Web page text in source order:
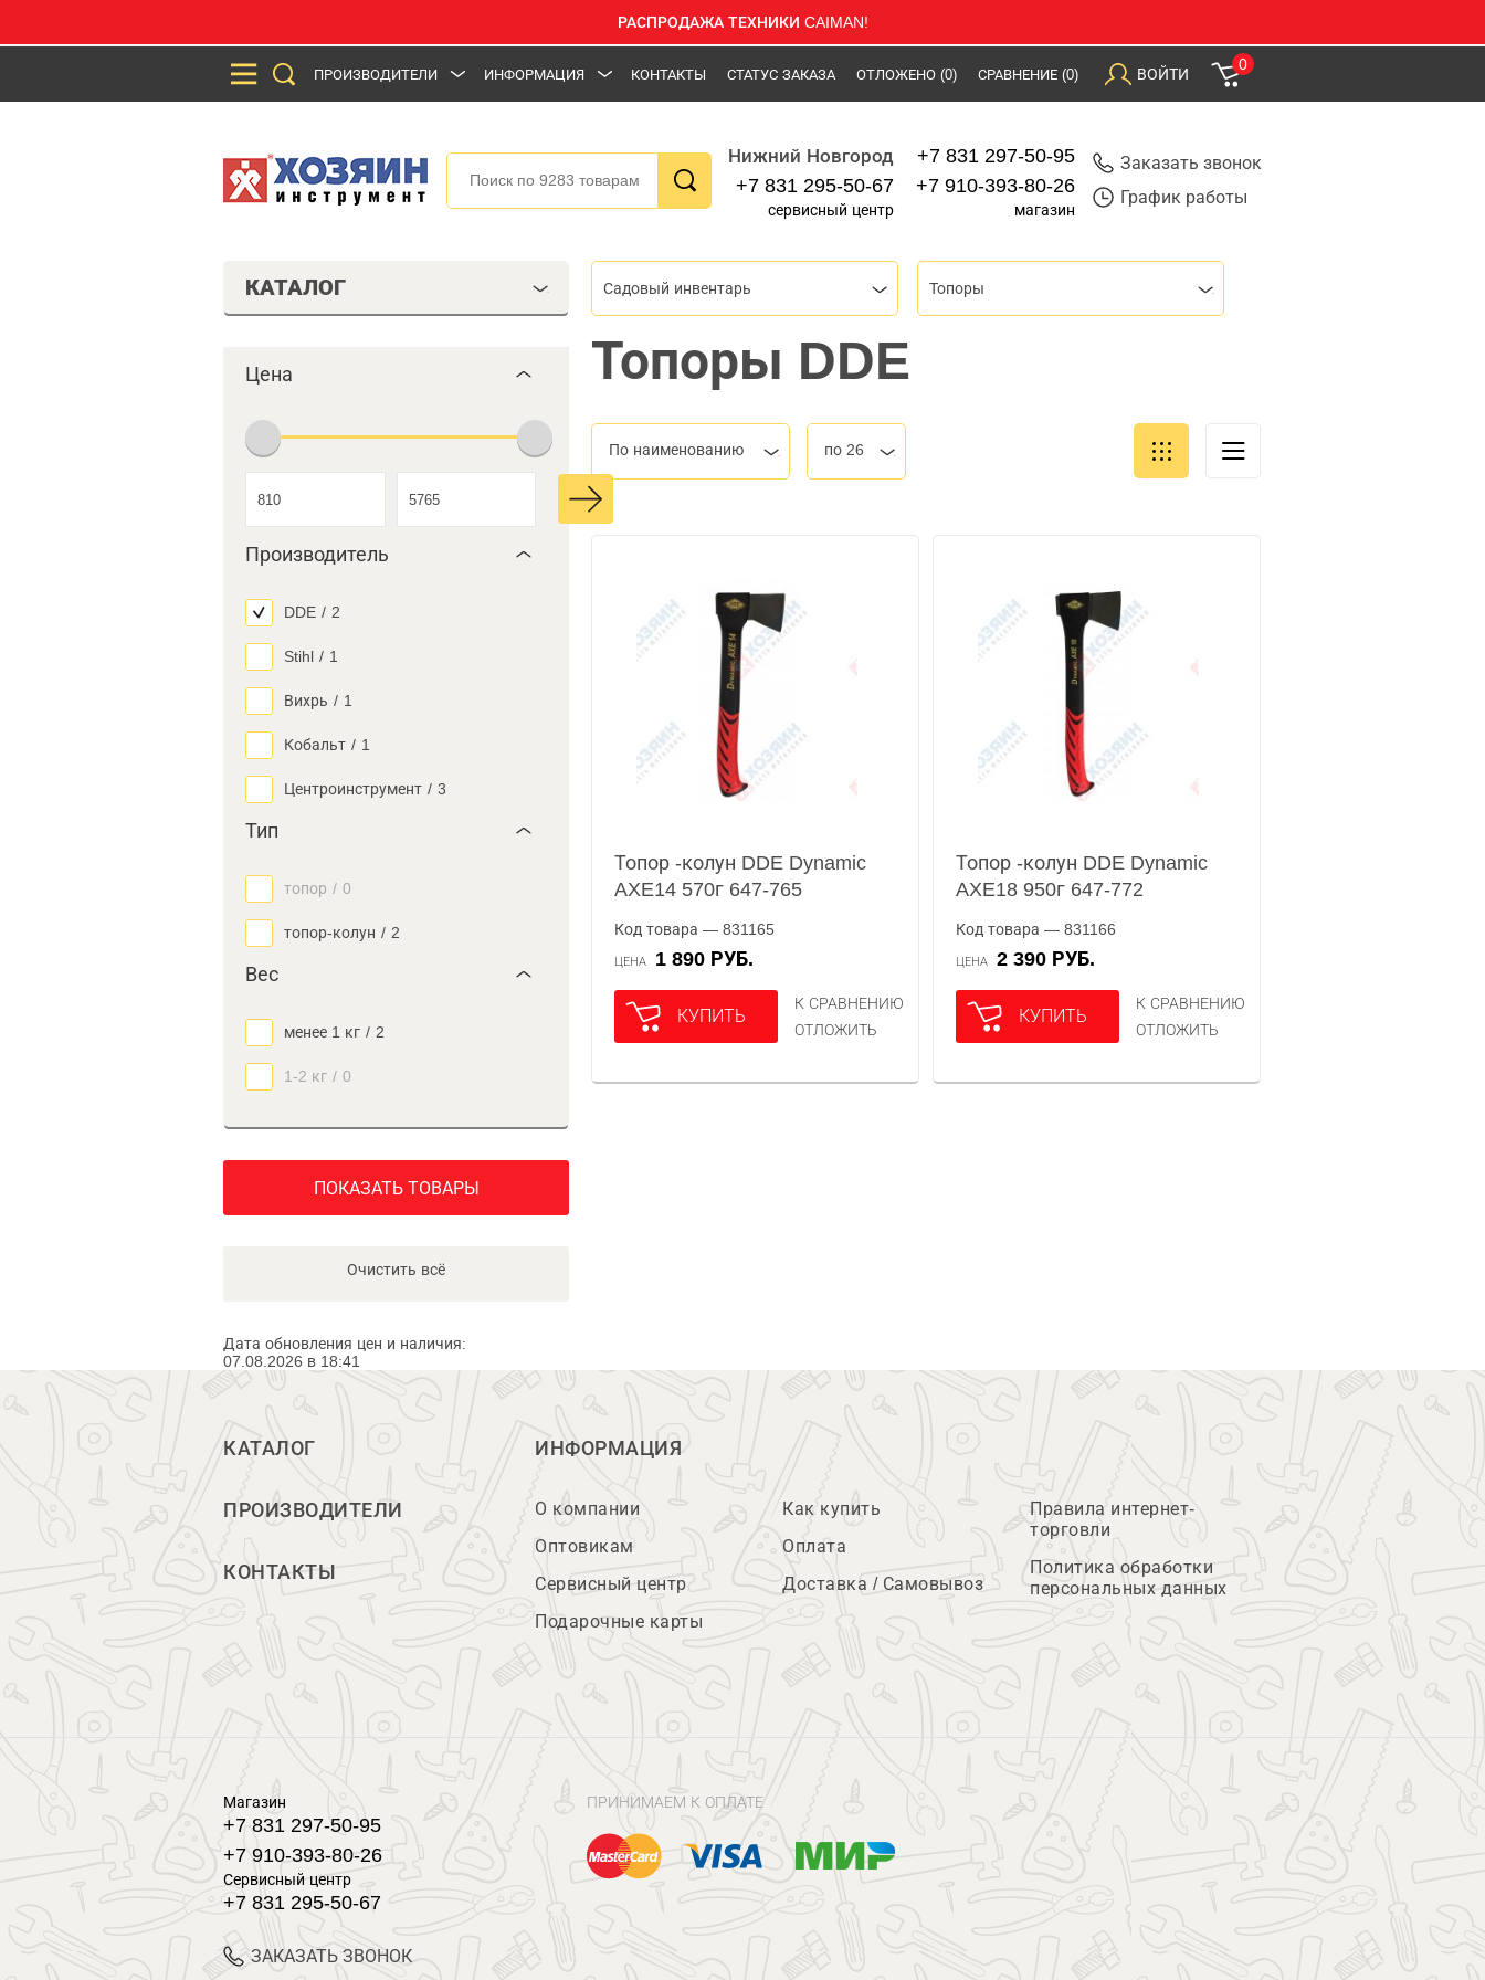
РАСПРОДАЖА ТЕХНИКИ CAIMAN!
ПРОИЗВОДИТЕЛИ ИНФОРМАЦИЯ КОНТАКТЫ СТАТУС ЗАКАЗА ОТЛОЖЕНО (0) СРАВНЕНИЕ (0) ВОЙТИ
0
Нижний Новгород
+7 831 295-50-67
сервисный центр
+7 831 297-50-95
+7 910-393-80-26
магазин
Заказать звонок
График работы
КАТАЛОГ
Цена
Производитель
DDE / 2
Stihl / 1
Вихрь / 1
Кобальт / 1
Центроинструмент / 3
Тип
топор / 0
топор-колун / 2
Вес
менее 1 кг / 2
1-2 кг / 0
ПОКАЗАТЬ ТОВАРЫ
Очистить всё
Дата обновления цен и наличия:
07.08.2026 в 18:41
Садовый инвентарь Топоры
Топоры DDE
По наименованию по 26
Топор -колун DDE Dynamic
AXE14 570г 647-765
Код товара — 831165
ЦЕНА 1 890 РУБ.
КУПИТЬ
К СРАВНЕНИЮ
ОТЛОЖИТЬ
Топор -колун DDE Dynamic
AXE18 950г 647-772
Код товара — 831166
ЦЕНА 2 390 РУБ.
КУПИТЬ
К СРАВНЕНИЮ
ОТЛОЖИТЬ
КАТАЛОГ
ПРОИЗВОДИТЕЛИ
КОНТАКТЫ
ИНФОРМАЦИЯ
О компании
Оптовикам
Сервисный центр
Подарочные карты
Как купить
Оплата
Доставка / Самовывоз
Правила интернет-
торговли
Политика обработки
персональных данных
Магазин
+7 831 297-50-95
+7 910-393-80-26
Сервисный центр
+7 831 295-50-67
ЗАКАЗАТЬ ЗВОНОК
ПРИНИМАЕМ К ОПЛАТЕ